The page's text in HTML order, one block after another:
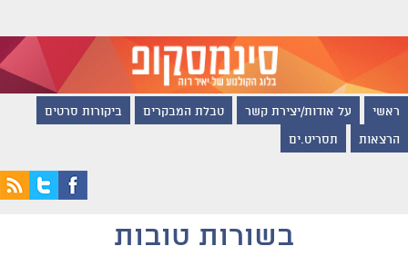
ראשי על אודות/יצירת קשר טבלת המבקרים ביקורות סרטים
הרצאות תסריט.ים
בשורות טובות